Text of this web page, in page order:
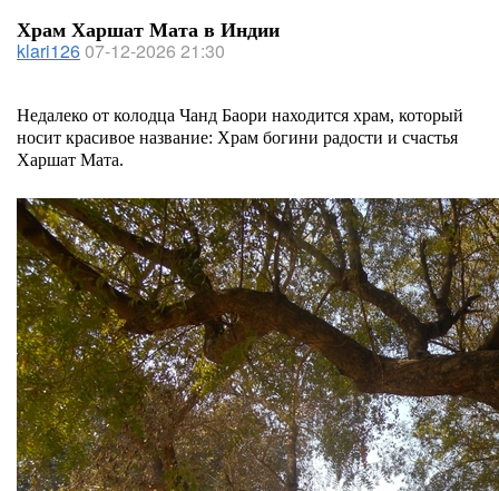
Храм Харшат Мата в Индии
klari12607-12-2026 21:30
Недалеко от колодца Чанд Баори находится храм, который
носит красивое название: Храм богини радости и счастья
Харшат Мата.